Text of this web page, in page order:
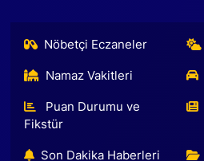
Nöbetçi Eczaneler
Namaz Vakitleri
Puan Durumu ve
Fikstür
Son Dakika Haberleri